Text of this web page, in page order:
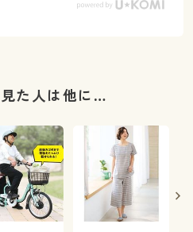
た人は他に…